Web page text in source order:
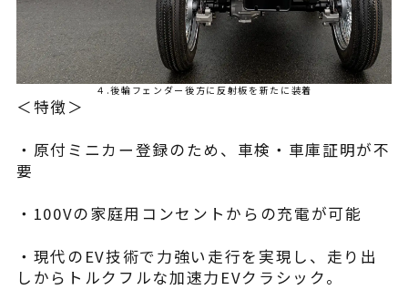
４.後輪フェンダー後方に反射板を新たに装着
＜特徴＞
・原付ミニカー登録のため、車検・車庫証明が不
要
・100Vの家庭用コンセントからの充電が可能
・現代のEV技術で力強い走行を実現し、走り出
しからトルクフルな加速力EVクラシック。